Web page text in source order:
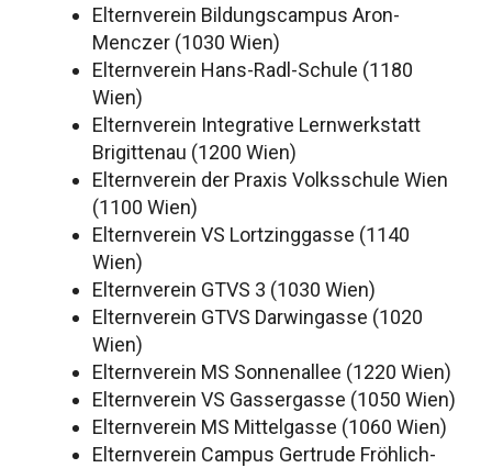
Elternverein Bildungscampus Aron-
Menczer (1030 Wien)
Elternverein Hans-Radl-Schule (1180
Wien)
Elternverein Integrative Lernwerkstatt
Brigittenau (1200 Wien)
Elternverein der Praxis Volksschule Wien
(1100 Wien)
Elternverein VS Lortzinggasse (1140
Wien)
Elternverein GTVS 3 (1030 Wien)
Elternverein GTVS Darwingasse (1020
Wien)
Elternverein MS Sonnenallee (1220 Wien)
Elternverein VS Gassergasse (1050 Wien)
Elternverein MS Mittelgasse (1060 Wien)
Elternverein Campus Gertrude Fröhlich-